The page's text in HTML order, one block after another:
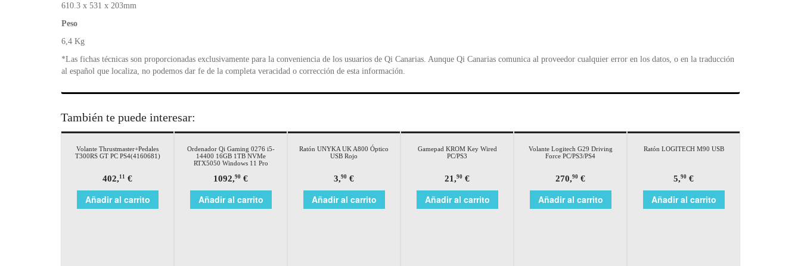
6‎10.3 x 531 x 203mm
Peso
6,4 Kg
*Las fichas técnicas son proporcionadas exclusivamente para la conveniencia de los usuarios de Qi Canarias. Aunque Qi Canarias comunica al proveedor cualquier error en los datos, o en la traducción
al español que localiza, no podemos dar fe de la completa veracidad o corrección de esta información.
También te puede interesar:
Volante Thrustmaster+Pedales
T300RS GT PC PS4(4160681)
402,11 €
Añadir al carrito
Ordenador Qi Gaming 0276 i5-
14400 16GB 1TB NVMe
RTX5050 Windows 11 Pro
1092,90 €
Añadir al carrito
Ratón UNYKA UK A800 Óptico
USB Rojo
3,90 €
Añadir al carrito
Gamepad KROM Key Wired
PC/PS3
21,90 €
Añadir al carrito
Volante Logitech G29 Driving
Force PC/PS3/PS4
270,90 €
Añadir al carrito
Ratón LOGITECH M90 USB
5,90 €
Añadir al carrito